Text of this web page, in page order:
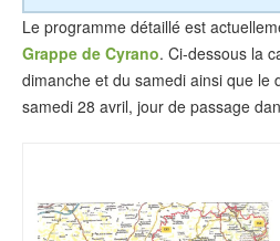
Le programme détaillé est
Grappe de Cyrano. Ci-dessous la
dimanche et du samedi ainsi que le
samedi 28 avril, jour de passage